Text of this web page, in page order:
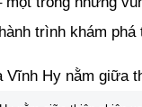
trình khám phá